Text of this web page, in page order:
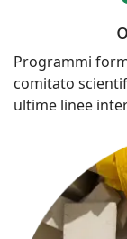
Programmi
comitato
ultime linee